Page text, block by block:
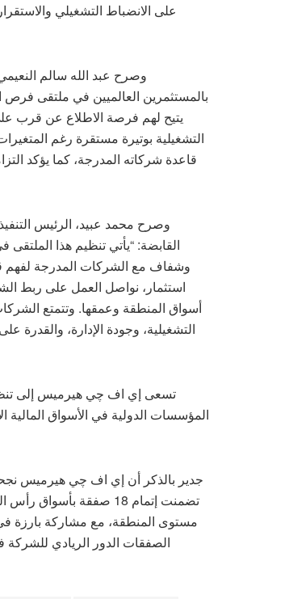
على الانضباط التشغيلي
وصرح عبد الله سالم
بالمستثمرين العالميين في ملتقى فرص
يتيح لهم فرصة الاطلاع عن قرب
التشغيلية بوتيرة مستقرة رغم
قاعدة شركاته المدرجة، كما يؤكد
وصرح محمد عبيد، الرئيس
القابضة: “يأتي تنظيم هذا
وشفاف مع الشركات المدرجة لفهم
استثمار، نواصل العمل على ربط
أسواق المنطقة وعمقها. وتتمتع
التشغيلية، وجودة الإدارة، والقدرة
تسعى إي اف چي هيرميس إلى
المؤسسات الدولية في الأسواق المالية
مستوى المنطقة، مع مشاركة بارزة
الصفقات الدور الريادي للشركة